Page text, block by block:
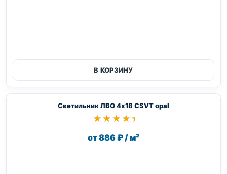
В КОРЗИНУ
Светильник ЛВО 4х18 CSVT opal
★★★★★
★★★★★
от 886 ₽ / м²